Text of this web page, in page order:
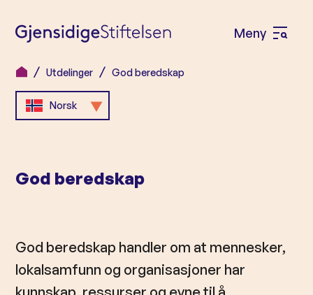
H
p
i
n
h
Meny
Å
Utdelinger God beredskap
Norsk
God beredskap
God beredskap handler om at mennesker,
lokalsamfunn og organisasjoner har